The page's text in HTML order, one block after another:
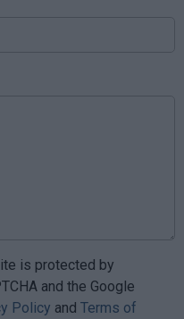
is protected by
and the Google
Policy and Terms of